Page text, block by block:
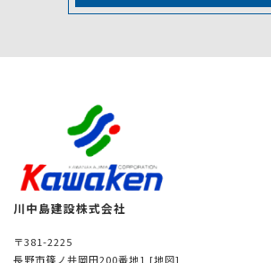
川中島建設株式会社
〒381-2225
長野市篠ノ井岡田200番地1 [地図]